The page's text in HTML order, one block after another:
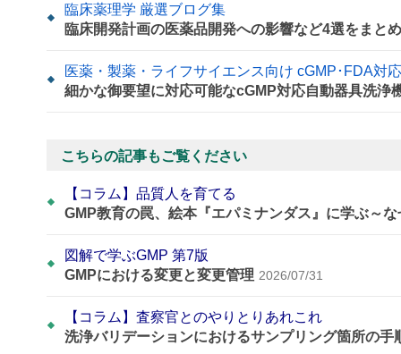
臨床薬理学 厳選ブログ集
臨床開発計画の医薬品開発への影響など4選をまと
医薬・製薬・ライフサイエンス向け cGMP･FDA対
細かな御要望に対応可能なcGMP対応自動器具洗浄
こちらの記事もご覧ください
【コラム】品質人を育てる
GMP教育の罠、絵本『エパミナンダス』に学ぶ～
図解で学ぶGMP 第7版
GMPにおける変更と変更管理 2026/07/31
【コラム】査察官とのやりとりあれこれ
洗浄バリデーションにおけるサンプリング箇所の手